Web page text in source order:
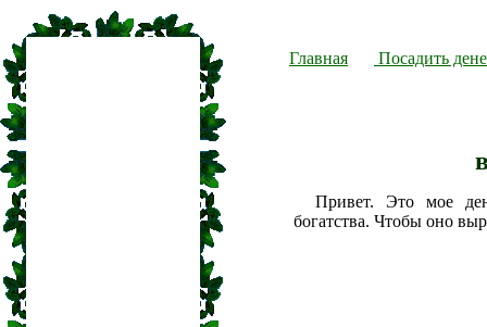
Главная Посадить
Привет. Это мое
богатства. Чтобы оно